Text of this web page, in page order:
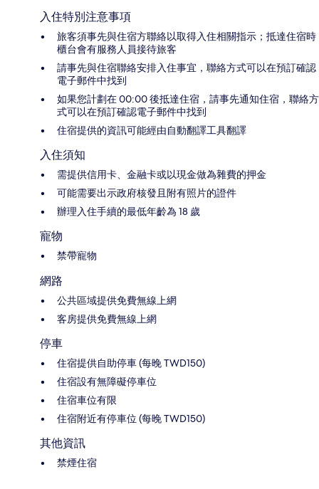
入住特別注意事項
旅客須事先與住宿方聯絡以取得入住相關指示；抵達住宿時
櫃台會有服務人員接待旅客
請事先與住宿聯絡安排入住事宜，聯絡方式可以在預訂確認
電子郵件中找到
如果您計劃在 00:00 後抵達住宿，請事先通知住宿，聯絡方
式可以在預訂確認電子郵件中找到
住宿提供的資訊可能經由自動翻譯工具翻譯
入住須知
需提供信用卡、金融卡或以現金做為雜費的押金
可能需要出示政府核發且附有照片的證件
辦理入住手續的最低年齡為 18 歲
寵物
禁帶寵物
網路
公共區域提供免費無線上網
客房提供免費無線上網
停車
住宿提供自助停車 (每晚 TWD150)
住宿設有無障礙停車位
住宿車位有限
住宿附近有停車位 (每晚 TWD150)
其他資訊
禁煙住宿